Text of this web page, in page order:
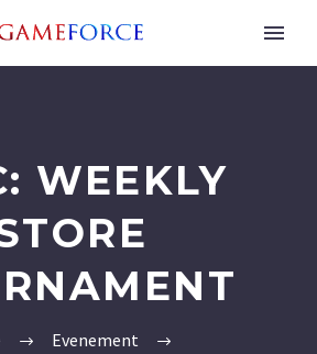
WEEKLY
Evenement